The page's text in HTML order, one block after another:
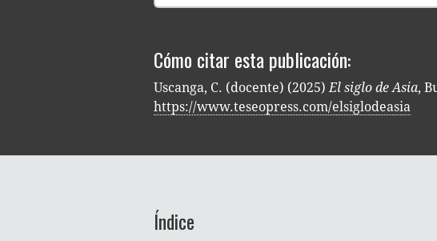
Cómo citar esta publicación:
Uscanga, C. (docente) (2025)El siglo de Asia,
https://www.teseopress.com/elsiglodeasia
Índice